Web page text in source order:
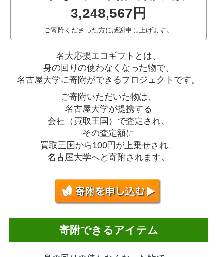
3,248,567円
ご寄附くださった方に感謝申し上げます。
名大応援エコギフトとは、
身の回りの使わなくなった物で、
名古屋大学に寄附ができるプロジェクトです。
ご寄附いただいた物は、
名古屋大学が提携する
会社（買取王国）で査定され、
その査定額に
買取王国から100円が上乗せされ、
名古屋大学へと寄附されます。
寄附できるアイテム